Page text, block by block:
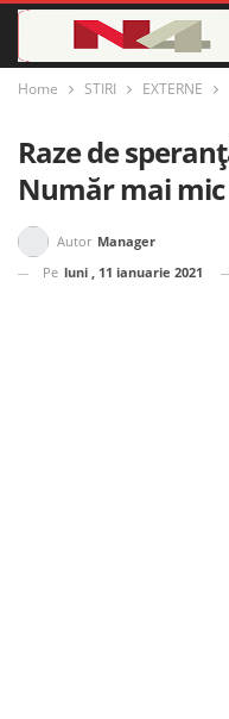
Home STIRI EXTERNE
Raze de
Număr mai
Autor Manager
Pe luni , 11 ianuarie 2021